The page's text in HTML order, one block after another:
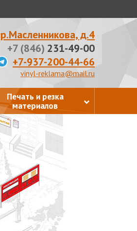
д.4
+7 (846) 231-49-00
+7-937-200-44-66
vinyl-reklama@mail.ru
Печать и резка
материалов